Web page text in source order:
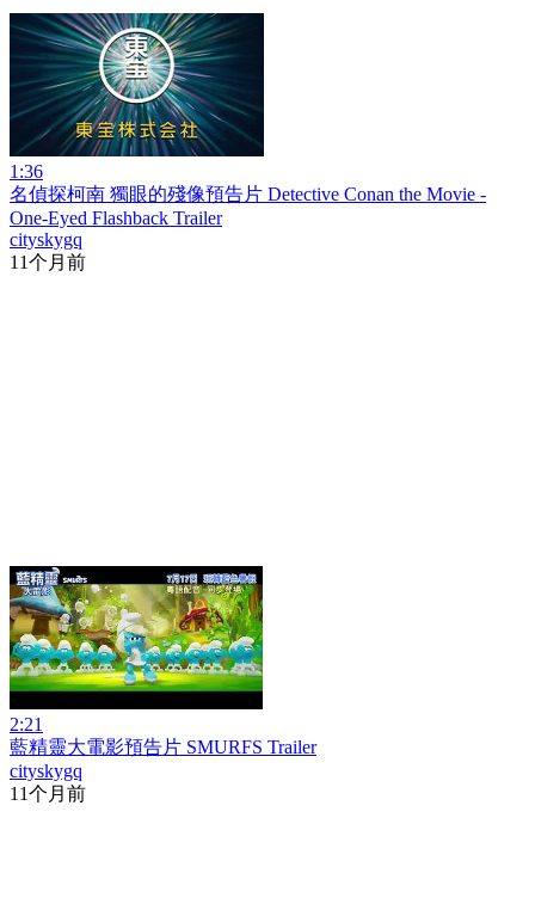
1:36
名偵探柯南 獨眼的殘像預告片 Detective Conan the Movie -
One-Eyed Flashback Trailer
cityskygq
11个月前
2:21
藍精靈大電影預告片 SMURFS Trailer
cityskygq
11个月前